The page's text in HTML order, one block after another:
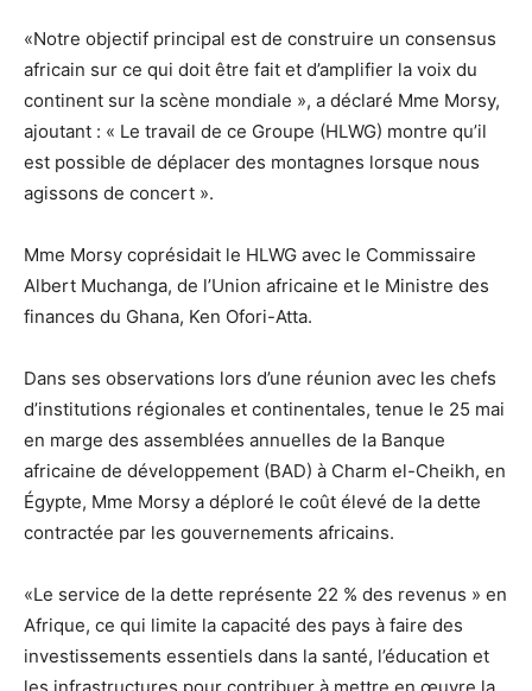
«Notre objectif principal est de construire un consensus
africain sur ce qui doit être fait et d’amplifier la voix du
continent sur la scène mondiale », a déclaré Mme Morsy,
ajoutant : « Le travail de ce Groupe (HLWG) montre qu’il
est possible de déplacer des montagnes lorsque nous
agissons de concert ».
Mme Morsy coprésidait le HLWG avec le Commissaire
Albert Muchanga, de l’Union africaine et le Ministre des
finances du Ghana, Ken Ofori-Atta.
Dans ses observations lors d’une réunion avec les chefs
d’institutions régionales et continentales, tenue le 25 mai
en marge des assemblées annuelles de la Banque
africaine de développement (BAD) à Charm el-Cheikh, en
Égypte, Mme Morsy a déploré le coût élevé de la dette
contractée par les gouvernements africains.
«Le service de la dette représente 22 % des revenus » en
Afrique, ce qui limite la capacité des pays à faire des
investissements essentiels dans la santé, l’éducation et